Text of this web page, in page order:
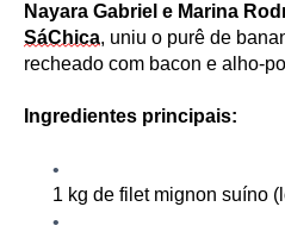
Nayara Gabriel e Marina
SáChica, uniu o purê de
recheado com bacon e alho-
Ingredientes principais:
1 kg de filet mignon suíno